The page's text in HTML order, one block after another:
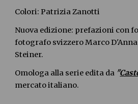
Colori: Patrizia Zanotti
Nuova edizione: prefazioni con
fotografo svizzero Marco
Steiner.
Omologa alla serie edita da "
mercato italiano.